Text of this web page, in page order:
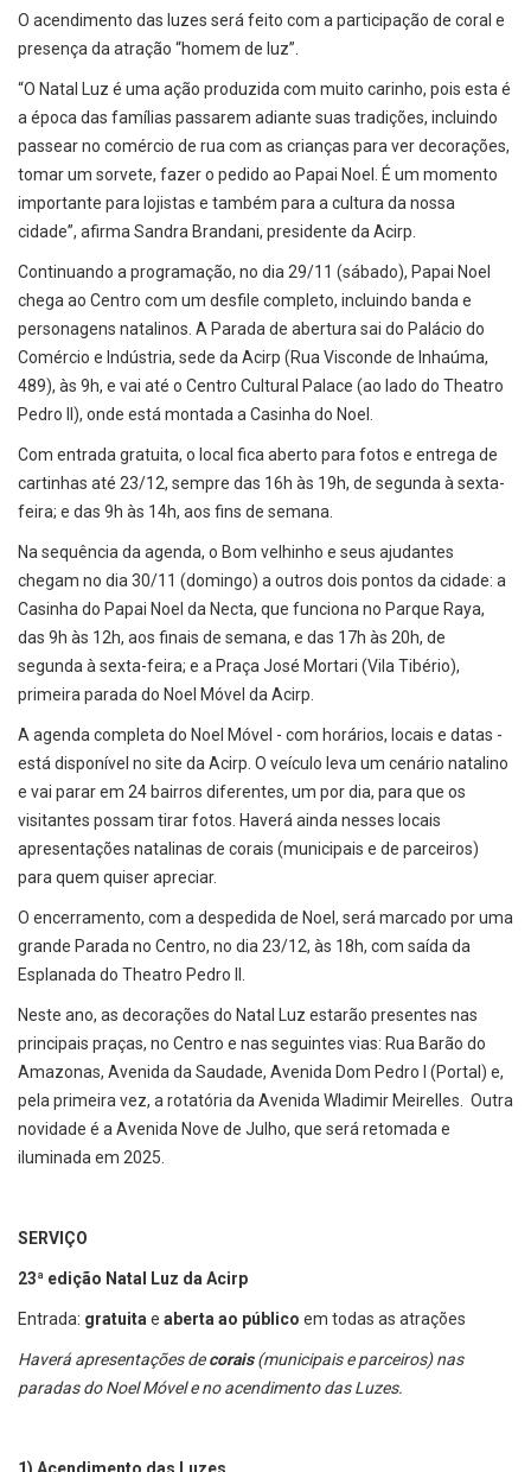
O acendimento das luzes será feito com a participação de coral e
presença da atração “homem de luz”.
“O Natal Luz é uma ação produzida com muito carinho, pois esta é
a época das famílias passarem adiante suas tradições, incluindo
passear no comércio de rua com as crianças para ver decorações,
tomar um sorvete, fazer o pedido ao Papai Noel. É um momento
importante para lojistas e também para a cultura da nossa
cidade”, afirma Sandra Brandani, presidente da Acirp.
Continuando a programação, no dia 29/11 (sábado), Papai Noel
chega ao Centro com um desfile completo, incluindo banda e
personagens natalinos. A Parada de abertura sai do Palácio do
Comércio e Indústria, sede da Acirp (Rua Visconde de Inhaúma,
489), às 9h, e vai até o Centro Cultural Palace (ao lado do Theatro
Pedro II), onde está montada a Casinha do Noel.
Com entrada gratuita, o local fica aberto para fotos e entrega de
cartinhas até 23/12, sempre das 16h às 19h, de segunda à sexta-
feira; e das 9h às 14h, aos fins de semana.
Na sequência da agenda, o Bom velhinho e seus ajudantes
chegam no dia 30/11 (domingo) a outros dois pontos da cidade: a
Casinha do Papai Noel da Necta, que funciona no Parque Raya,
das 9h às 12h, aos finais de semana, e das 17h às 20h, de
segunda à sexta-feira; e a Praça José Mortari (Vila Tibério),
primeira parada do Noel Móvel da Acirp.
A agenda completa do Noel Móvel - com horários, locais e datas -
está disponível no site da Acirp. O veículo leva um cenário natalino
e vai parar em 24 bairros diferentes, um por dia, para que os
visitantes possam tirar fotos. Haverá ainda nesses locais
apresentações natalinas de corais (municipais e de parceiros)
para quem quiser apreciar.
O encerramento, com a despedida de Noel, será marcado por uma
grande Parada no Centro, no dia 23/12, às 18h, com saída da
Esplanada do Theatro Pedro II.
Neste ano, as decorações do Natal Luz estarão presentes nas
principais praças, no Centro e nas seguintes vias: Rua Barão do
Amazonas, Avenida da Saudade, Avenida Dom Pedro I (Portal) e,
pela primeira vez, a rotatória da Avenida Wladimir Meirelles. Outra
novidade é a Avenida Nove de Julho, que será retomada e
iluminada em 2025.
SERVIÇO
23ª edição Natal Luz da Acirp
Entrada: gratuita e aberta ao público em todas as atrações
Haverá apresentações decorais(municipais e parceiros) nas
paradas do Noel Móvel e no acendimento das Luzes.
1) Acendimento das Luzes